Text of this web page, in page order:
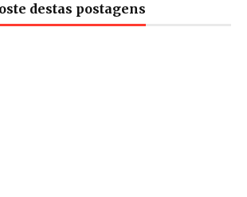
destas postagens